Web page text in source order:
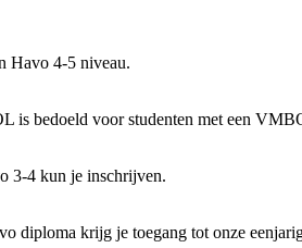
Havo 4-5 niveau.
is bedoeld voor studenten met een
3-4 kun je inschrijven.
diploma krijg je toegang tot onze